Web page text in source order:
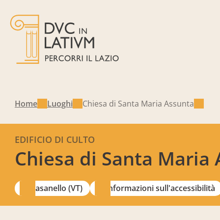
Home Luoghi Chiesa di Santa Maria Assunta
Chiesa di Santa Maria
EDIFICIO DI CULTO
Vasanello (VT) Informazioni sull'accessibilità